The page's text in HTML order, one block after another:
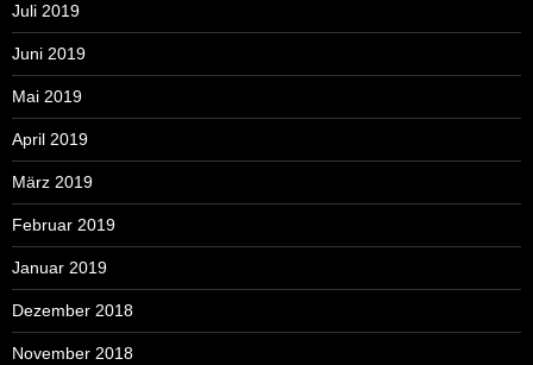
Juli 2019
Juni 2019
Mai 2019
April 2019
März 2019
Februar 2019
Januar 2019
Dezember 2018
November 2018